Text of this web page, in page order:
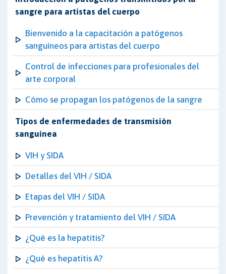
sangre para artistas del cuerpo
Bienvenido a la capacitación a patógenos
sanguíneos para artistas del cuerpo
Control de infecciones para profesionales del
arte corporal
Cómo se propagan los patógenos de la sangre
Tipos de enfermedades de transmisión
sanguínea
VIH y SIDA
Detalles del VIH / SIDA
Etapas del VIH / SIDA
Prevención y tratamiento del VIH / SIDA
¿Qué es la hepatitis?
¿Qué es hepatitis A?